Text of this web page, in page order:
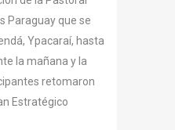
Paraguay que se
Ypacaraí, hasta
la mañana y la
retomaron
Estratégico